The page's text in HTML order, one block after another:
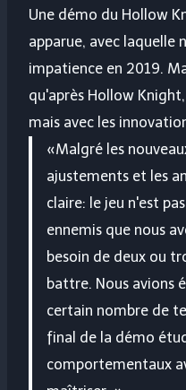
Une démo du Hollow
apparue, avec laquelle
impatience en 2019.
qu'après Hollow
mais avec les
«Malgré les
ajustements et les
claire: le jeu n'est
ennemis que nous
besoin de deux ou
battre. Nous avions
certain nombre de
final de la démo
comportementaux